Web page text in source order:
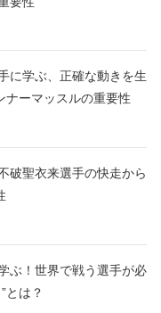
に学ぶ、正確な動きを生
ナーマッスルの重要性
破聖衣来選手の快走から
ぶ！世界で戦う選手が必
とは？